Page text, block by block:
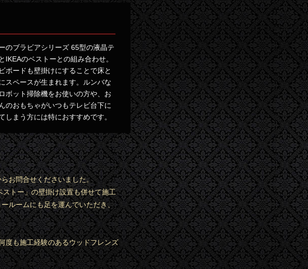
のブラビアシリーズ 65型の液晶テ
IKEAのベストーとの組み合わせ。
ボードも壁掛けにすることで床と
スペースが生まれます。ルンバな
ボット掃除機をお使いの方や、お
のおもちゃがいつもテレビ台下に
しまう方には特におすすめです。
お問合せくださいました。
トー」の壁掛け設置も併せて施工
ルームにも足を運んでいただき、
度も施工経験のあるウッドフレンズ